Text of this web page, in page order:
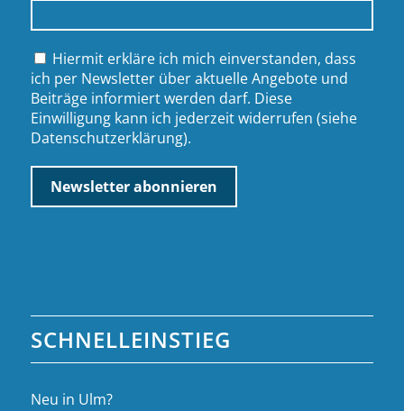
Hiermit erkläre ich mich einverstanden, dass
ich per Newsletter über aktuelle Angebote und
Beiträge informiert werden darf. Diese
Einwilligung kann ich jederzeit widerrufen (siehe
Datenschutzerklärung).
SCHNELLEINSTIEG
Neu in Ulm?